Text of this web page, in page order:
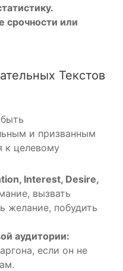
срочности или
Текстов
и призванным
к целевому
Interest, Desire,
вызвать
желание, побудить
аудитории:
если он не